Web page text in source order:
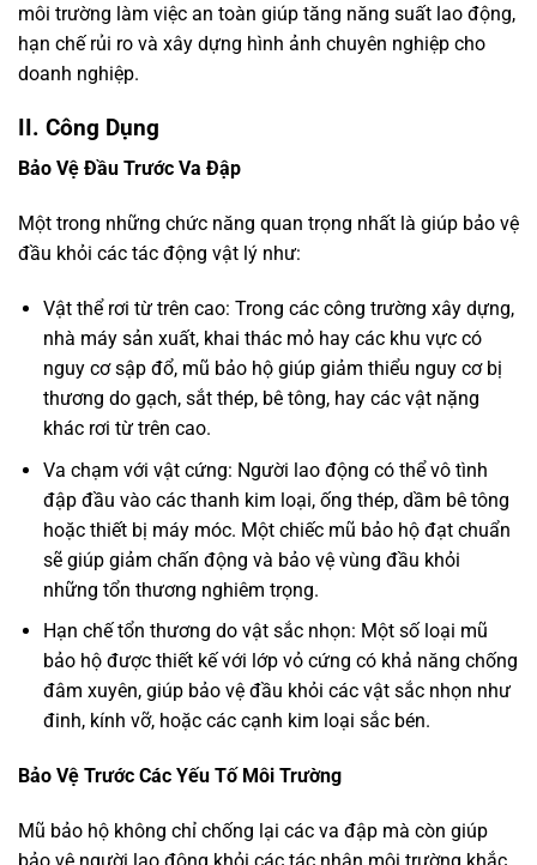
môi trường làm việc an toàn giúp tăng năng suất lao động,
hạn chế rủi ro và xây dựng hình ảnh chuyên nghiệp cho
doanh nghiệp.
II. Công Dụng
Bảo Vệ Đầu Trước Va Đập
Một trong những chức năng quan trọng nhất là giúp bảo vệ
đầu khỏi các tác động vật lý như:
Vật thể rơi từ trên cao: Trong các công trường xây dựng,
nhà máy sản xuất, khai thác mỏ hay các khu vực có
nguy cơ sập đổ, mũ bảo hộ giúp giảm thiểu nguy cơ bị
thương do gạch, sắt thép, bê tông, hay các vật nặng
khác rơi từ trên cao.
Va chạm với vật cứng: Người lao động có thể vô tình
đập đầu vào các thanh kim loại, ống thép, dầm bê tông
hoặc thiết bị máy móc. Một chiếc mũ bảo hộ đạt chuẩn
sẽ giúp giảm chấn động và bảo vệ vùng đầu khỏi
những tổn thương nghiêm trọng.
Hạn chế tổn thương do vật sắc nhọn: Một số loại mũ
bảo hộ được thiết kế với lớp vỏ cứng có khả năng chống
đâm xuyên, giúp bảo vệ đầu khỏi các vật sắc nhọn như
đinh, kính vỡ, hoặc các cạnh kim loại sắc bén.
Bảo Vệ Trước Các Yếu Tố Môi Trường
Mũ bảo hộ không chỉ chống lại các va đập mà còn giúp